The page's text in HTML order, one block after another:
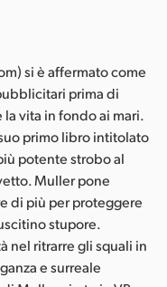
si è affermato come
prima di
vita in fondo ai mari.
primo libro intitolato
potente strobo al
Muller pone
di più per proteggere
stupore.
nel ritrarre gli squali in
e surreale